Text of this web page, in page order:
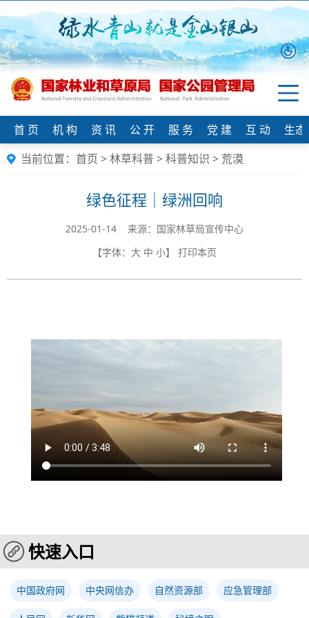
首 页 机 构 资 讯 公 开 服 务 党 建 互 动
生
当前位置： 首页 >林草科普>科普知识 > 荒漠
绿色征程｜绿洲回响
2025-01-14 来源：国家林草局宣传中心
【字体： 大 中 小】 打印本页
快速入口
中国政府网 中央网信办 自然资源部 应急管理部